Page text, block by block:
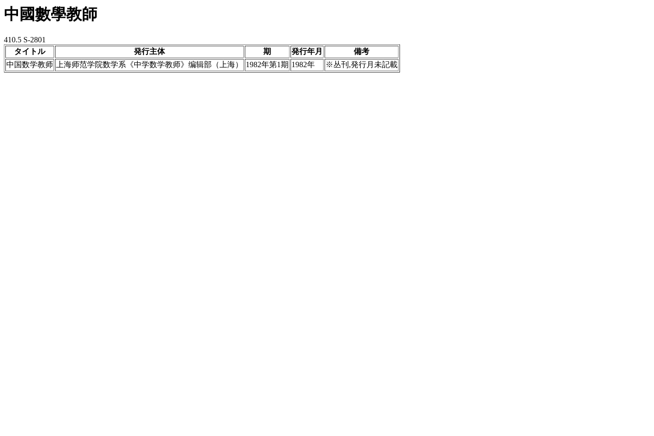
中國數學教師
410.5 S-2801
タイトル
発行主体 期 発行年月
備考
中国数学教师 上海师范学院数学系《中学数学教师》编辑部（上海） 1982年第1期 1982年 ※丛刊,発行月未記載